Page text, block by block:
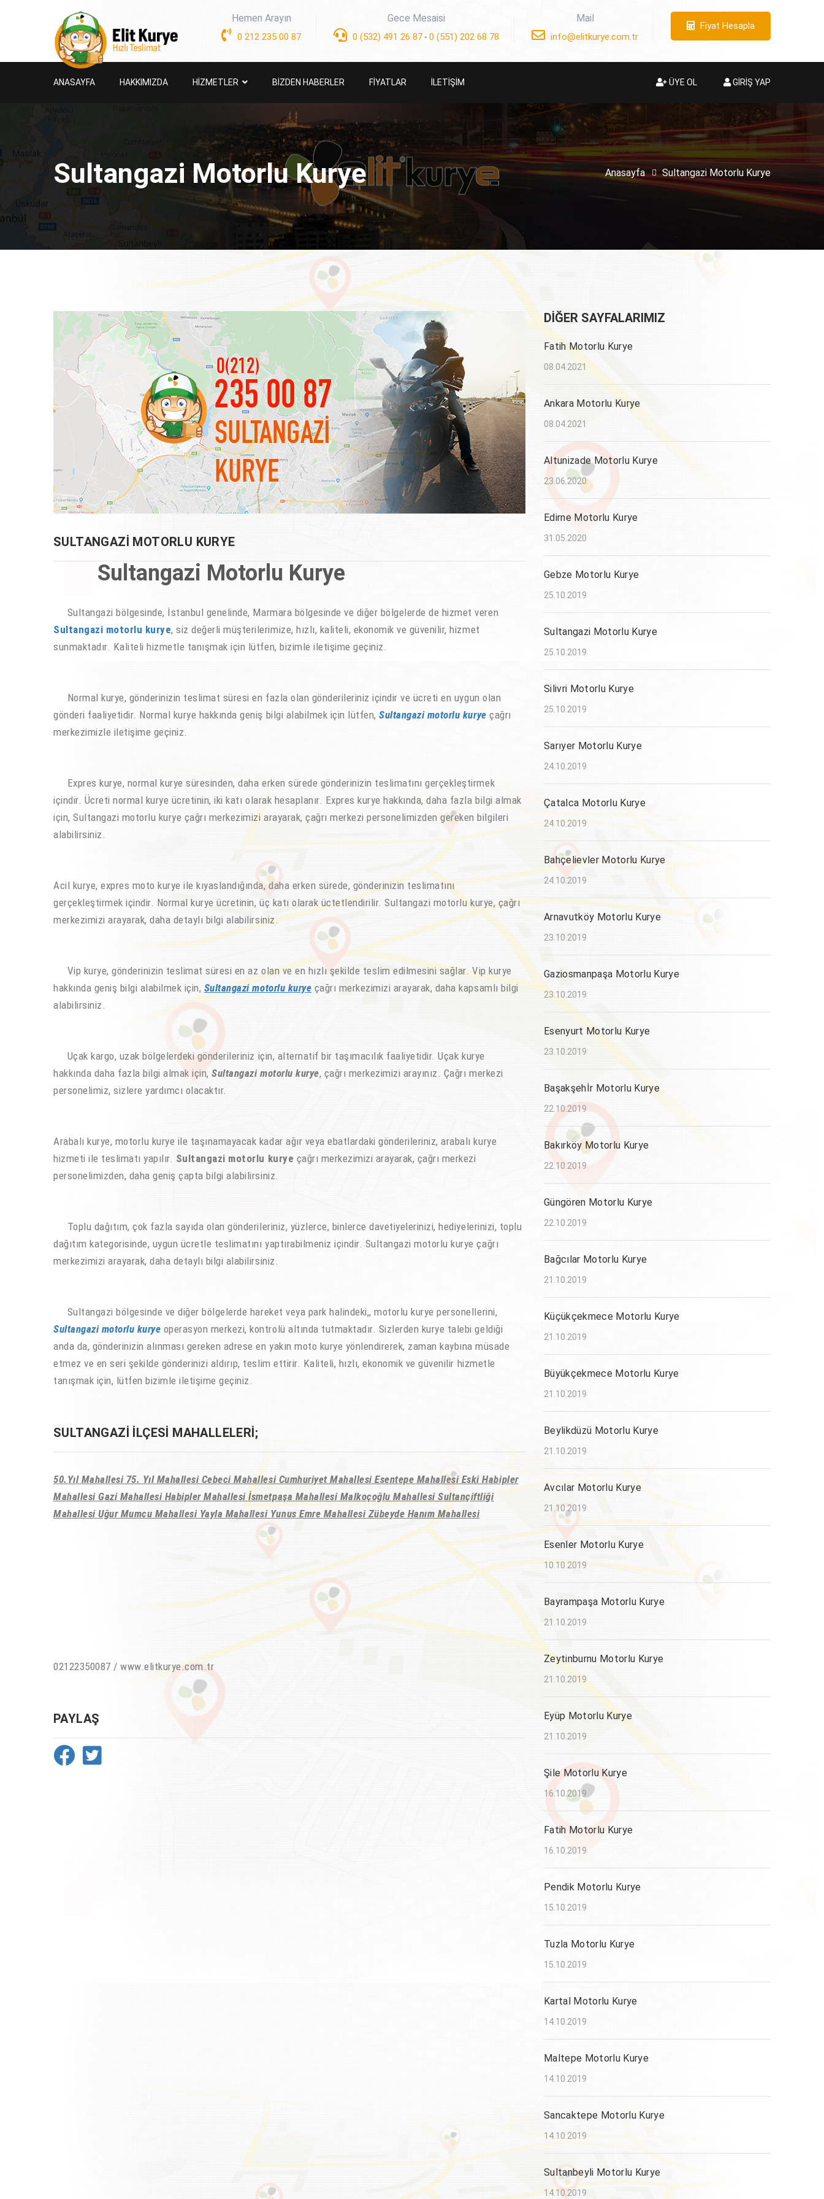
Hemen Arayın
0 212 235 00 87
Gece Mesaisi
0 (532) 491 26 87 - 0 (551) 202 68 78
Mail
info@elitkurye.com.tr
Fiyat Hesapla
ANASAYFA HAKKIMIZDA HİZMETLER BİZDEN HABERLER FİYATLAR İLETİŞİM ÜYE OL GİRİŞ YAP
Sultangazi Motorlu Kurye Anasayfa Sultangazi Motorlu Kurye
SULTANGAZI MOTORLU KURYE
Sultangazi Motorlu Kurye
Sultangazi bölgesinde, İstanbul genelinde, Marmara bölgesinde ve diğer bölgelerde de hizmet veren
Sultangazi motorlu kurye, siz değerli müşterilerimize, hızlı, kaliteli, ekonomik ve güvenilir, hizmet
sunmaktadır. Kaliteli hizmetle tanışmak için lütfen, bizimle iletişime geçiniz.
Normal kurye, gönderinizin teslimat süresi en fazla olan gönderileriniz içindir ve ücreti en uygun olan
gönderi faaliyetidir. Normal kurye hakkında geniş bilgi alabilmek için lütfen,Sultangazi motorlu kurye çağrı
merkezimizle iletişime geçiniz.
Expres kurye, normal kurye süresinden, daha erken sürede gönderinizin teslimatını gerçekleştirmek
içindir. Ücreti normal kurye ücretinin, iki katı olarak hesaplanır. Expres kurye hakkında, daha fazla bilgi almak
için, Sultangazi motorlu kurye çağrı merkezimizi arayarak, çağrı merkezi personelimizden gereken bilgileri
alabilirsiniz.
Acil kurye, expres moto kurye ile kıyaslandığında, daha erken sürede, gönderinizin teslimatını
gerçekleştirmek içindir. Normal kurye ücretinin, üç katı olarak üctetlendirilir. Sultangazi motorlu kurye, çağrı
merkezimizi arayarak, daha detaylı bilgi alabilirsiniz.
Vip kurye, gönderinizin teslimat süresi en az olan ve en hızlı şekilde teslim edilmesini sağlar. Vip kurye
hakkında geniş bilgi alabilmek için, Sultangazi motorlu kurye çağrı merkezimizi arayarak, daha kapsamlı bilgi
alabilirsiniz.
Uçak kargo, uzak bölgelerdeki gönderileriniz için, alternatif bir taşımacılık faaliyetidir. Uçak kurye
hakkında daha fazla bilgi almak için,Sultangazi motorlu kurye, çağrı merkezimizi arayınız. Çağrı merkezi
personelimiz, sizlere yardımcı olacaktır.
Arabalı kurye, motorlu kurye ile taşınamayacak kadar ağır veya ebatlardaki gönderileriniz, arabalı kurye
hizmeti ile teslimatı yapılır. Sultangazi motorlu kurye çağrı merkezimizi arayarak, çağrı merkezi
personelimizden, daha geniş çapta bilgi alabilirsiniz.
Toplu dağıtım, çok fazla sayıda olan gönderileriniz, yüzlerce, binlerce davetiyelerinizi, hediyelerinizi, toplu
dağıtım kategorisinde, uygun ücretle teslimatını yaptırabilmeniz içindir. Sultangazi motorlu kurye çağrı
merkezimizi arayarak, daha detaylı bilgi alabilirsiniz.
Sultangazi bölgesinde ve diğer bölgelerde hareket veya park halindeki,, motorlu kurye personellerini,
Sultangazi motorlu kurye operasyon merkezi, kontrolü altında tutmaktadır. Sizlerden kurye talebi geldiği
anda da, gönderinizin alınması gereken adrese en yakın moto kurye yönlendirerek, zaman kaybına müsade
etmez ve en seri şekilde gönderinizi aldırıp, teslim ettirir. Kaliteli, hızlı, ekonomik ve güvenilir hizmetle
tanışmak için, lütfen bizimle iletişime geçiniz.
SULTANGAZI İLÇESI MAHALLELERI;
50.Yıl Mahallesi 75. Yıl Mahallesi Cebeci Mahallesi Cumhuriyet Mahallesi Esentepe Mahallesi Eski Habipler
Mahallesi Gazi Mahallesi Habipler Mahallesi İsmetpaşa Mahallesi Malkoçoğlu Mahallesi Sultançiftliği
Mahallesi Uğur Mumcu Mahallesi Yayla Mahallesi Yunus Emre Mahallesi Zübeyde Hanım Mahallesi
02122350087 / www.elitkurye.com.tr
PAYLAŞ
DIĞER SAYFALARIMIZ
Fatih Motorlu Kurye
08.04.2021
Ankara Motorlu Kurye
08.04.2021
Altunizade Motorlu Kurye
23.06.2020
Edirne Motorlu Kurye
31.05.2020
Gebze Motorlu Kurye
25.10.2019
Sultangazi Motorlu Kurye
25.10.2019
Silivri Motorlu Kurye
25.10.2019
Sarıyer Motorlu Kurye
24.10.2019
Çatalca Motorlu Kurye
24.10.2019
Bahçelievler Motorlu Kurye
24.10.2019
Arnavutköy Motorlu Kurye
23.10.2019
Gaziosmanpaşa Motorlu Kurye
23.10.2019
Esenyurt Motorlu Kurye
23.10.2019
Başakşehİr Motorlu Kurye
22.10.2019
Bakırköy Motorlu Kurye
22.10.2019
Güngören Motorlu Kurye
22.10.2019
Bağcılar Motorlu Kurye
21.10.2019
Küçükçekmece Motorlu Kurye
21.10.2019
Büyükçekmece Motorlu Kurye
21.10.2019
Beylikdüzü Motorlu Kurye
21.10.2019
Avcılar Motorlu Kurye
21.10.2019
Esenler Motorlu Kurye
10.10.2019
Bayrampaşa Motorlu Kurye
21.10.2019
Zeytinburnu Motorlu Kurye
21.10.2019
Eyüp Motorlu Kurye
21.10.2019
Şile Motorlu Kurye
16.10.2019
Fatih Motorlu Kurye
16.10.2019
Pendik Motorlu Kurye
15.10.2019
Tuzla Motorlu Kurye
15.10.2019
Kartal Motorlu Kurye
14.10.2019
Maltepe Motorlu Kurye
14.10.2019
Sancaktepe Motorlu Kurye
14.10.2019
Sultanbeyli Motorlu Kurye
14.10.2019